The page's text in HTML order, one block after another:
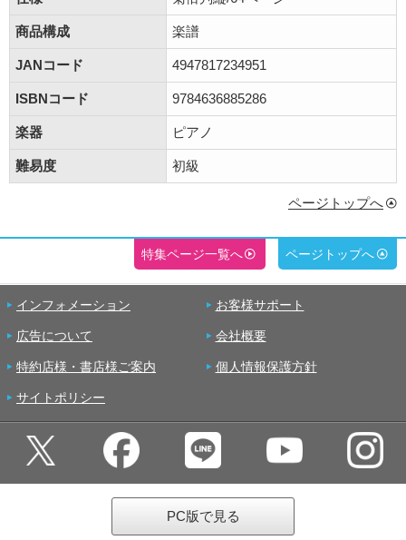
商品構成 楽譜
JANコード 4947817234951
ISBNコード 9784636885286
楽器 ピアノ
難易度 初級
ページトップへ
特集ページ一覧へ ページトップへ
インフォメーション お客様サポート
広告について 会社概要
特約店様・書店様ご案内 個人情報保護方針
サイトポリシー
PC版で見る